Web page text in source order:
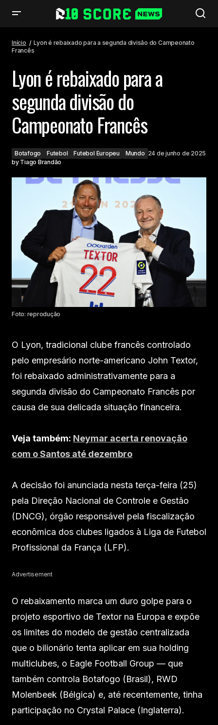
Início
Lyon é rebaixado para a segunda divisão do Campeonato
Francês
Lyon é rebaixado para a
segunda divisão do
Campeonato Francês
Botafogo Futebol Futebol Europeu Mundo 24 de junho de 2025
by Tiago Brandão
Foto: reprodução
O Lyon, tradicional clube francês controlado
pelo empresário norte-americano John Textor,
foi rebaixado administrativamente para a
segunda divisão do Campeonato Francês por
causa de sua delicada situação financeira.
Veja também: Neymar acerta renovação
com o Santos até dezembro
A decisão foi anunciada nesta terça-feira (25)
pela Direção Nacional de Controle e Gestão
(DNCG), órgão responsável pela fiscalização
econômica dos clubes ligados à Liga de Futebol
Profissional da França (LFP).
Advertisement
O rebaixamento marca um duro golpe para o
projeto esportivo de Textor na Europa e expõe
os limites do modelo de gestão centralizada
que o bilionário tenta aplicar em sua holding
multiclubes, o Eagle Football Group — que
também controla Botafogo (Brasil), RWD
Molenbeek (Bélgica) e, até recentemente, tinha
participação no Crystal Palace (Inglaterra).